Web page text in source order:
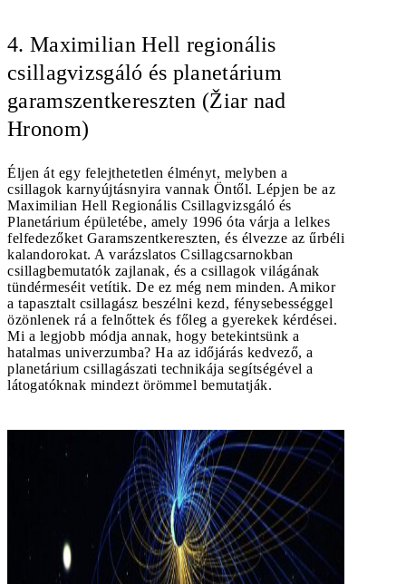
4. Maximilian Hell regionális
csillagvizsgáló és planetárium
garamszentkereszten (Žiar nad
Hronom)
Éljen át egy felejthetetlen élményt, melyben a
csillagok karnyújtásnyira vannak Öntől. Lépjen be az
Maximilian Hell Regionális Csillagvizsgáló és
Planetárium épületébe, amely 1996 óta várja a lelkes
felfedezőket Garamszentkereszten, és élvezze az űrbéli
kalandorokat. A varázslatos Csillagcsarnokban
csillagbemutatók zajlanak, és a csillagok világának
tündérmeséit vetítik. De ez még nem minden. Amikor
a tapasztalt csillagász beszélni kezd, fénysebességgel
özönlenek rá a felnőttek és főleg a gyerekek kérdései.
Mi a legjobb módja annak, hogy betekintsünk a
hatalmas univerzumba? Ha az időjárás kedvező, a
planetárium csillagászati technikája segítségével a
látogatóknak mindezt örömmel bemutatják.